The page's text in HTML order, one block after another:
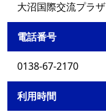
大沼国際交流プラザ
電話番号
0138-67-2170
利用時間